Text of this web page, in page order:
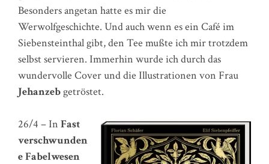
Besonders angetan hatte es mir die
Werwolfgeschichte. Und auch wenn es ein Café im
Siebensteinthal gibt, den Tee mußte ich mir trotzdem
selbst servieren. Immerhin wurde ich durch das
wundervolle Cover und die Illustrationen von Frau
Jehanzeb getröstet.
26/4 – In Fast
verschwunden
e Fabelwesen